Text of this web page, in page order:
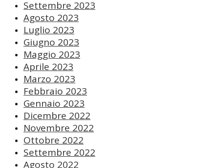
Settembre 2023
Agosto 2023
Luglio 2023
Giugno 2023
Maggio 2023
Aprile 2023
Marzo 2023
Febbraio 2023
Gennaio 2023
Dicembre 2022
Novembre 2022
Ottobre 2022
Settembre 2022
Agosto 2022